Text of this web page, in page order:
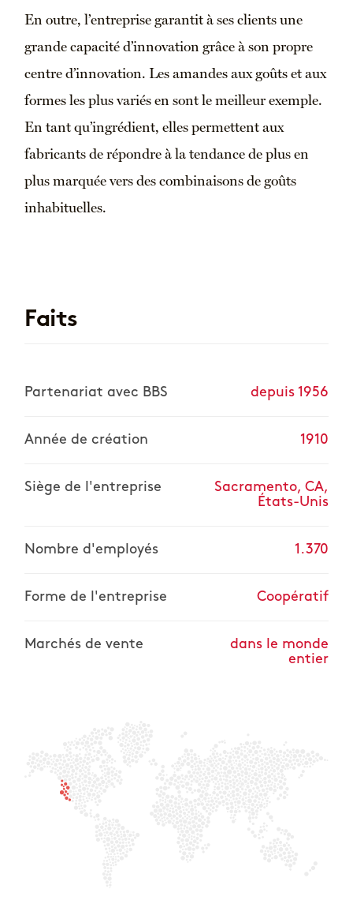
En outre, l’entreprise garantit à ses clients une
grande capacité d’innovation grâce à son propre
centre d’innovation. Les amandes aux goûts et aux
formes les plus variés en sont le meilleur exemple.
En tant qu’ingrédient, elles permettent aux
fabricants de répondre à la tendance de plus en
plus marquée vers des combinaisons de goûts
inhabituelles.
Faits
Partenariat avec BBS depuis 1956
Année de création 1910
Siège de l'entreprise
Sacramento, CA,
États-Unis
Nombre d'employés 1.370
Forme de l'entreprise Coopératif
Marchés de vente
dans le monde
entier